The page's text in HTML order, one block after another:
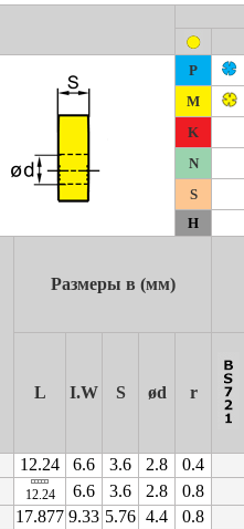
P
M
K
N
S
H
Размеры в (мм)
L I.W S ød r
12.24 6.6 3.6 2.8 0.4
12.24 6.6 3.6 2.8
0.8
17.877 9.33 5.76 4.4
0.8